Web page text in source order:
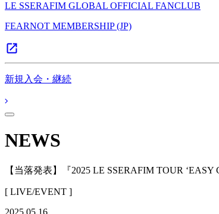
LE SSERAFIM GLOBAL OFFICIAL FANCLUB
FEARNOT MEMBERSHIP (JP)
新規入会・継続
NEWS
【当落発表】『2025 LE SSERAFIM TOUR
[ LIVE/EVENT ]
2025.05.16